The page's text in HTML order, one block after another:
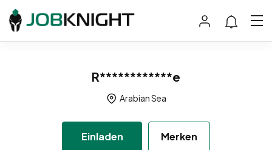
R************e
Arabian Sea
Einladen Merken